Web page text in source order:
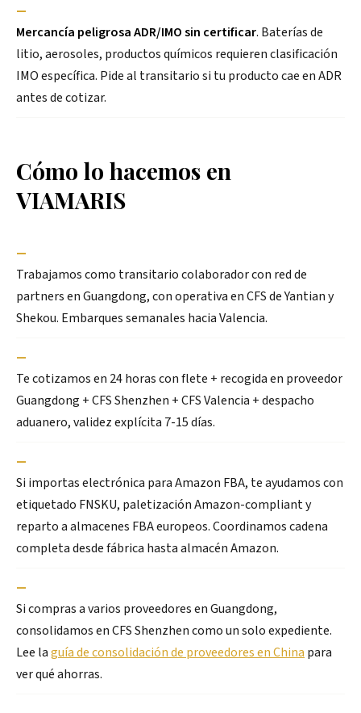
—
Mercancía peligrosa ADR/IMO sin certificar. Baterías de
litio, aerosoles, productos químicos requieren clasificación
IMO específica. Pide al transitario si tu producto cae en ADR
antes de cotizar.
Cómo lo hacemos en
VIAMARIS
—
Trabajamos como transitario colaborador con red de
partners en Guangdong, con operativa en CFS de Yantian y
Shekou. Embarques semanales hacia Valencia.
—
Te cotizamos en 24 horas con flete + recogida en proveedor
Guangdong + CFS Shenzhen + CFS Valencia + despacho
aduanero, validez explícita 7-15 días.
—
Si importas electrónica para Amazon FBA, te ayudamos con
etiquetado FNSKU, paletización Amazon-compliant y
reparto a almacenes FBA europeos. Coordinamos cadena
completa desde fábrica hasta almacén Amazon.
—
Si compras a varios proveedores en Guangdong,
consolidamos en CFS Shenzhen como un solo expediente.
Lee laguía de consolidación de proveedores en China para
ver qué ahorras.